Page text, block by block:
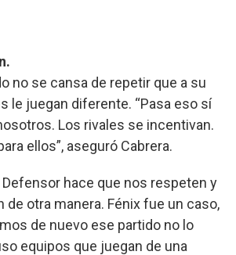
no se cansa de repetir que a su
le juegan diferente. “Pasa eso sí
Los rivales se incentivan.
ellos”, aseguró Cabrera.
Defensor hace que nos respeten y
de otra manera. Fénix fue un caso,
de nuevo ese partido no lo
equipos que juegan de una